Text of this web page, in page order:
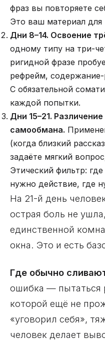
фраз вы повторяете
Это ваш материал для
Дни 8–14. Освоение
одному типу на три-
ригидной фразе
рефрейм,
С обязательной
каждой попытки.
Дни 15–21.
самообмана.
(когда близкий
задаёте мягкий
Этический фильтр:
нужно действие, где
На 21-й день
острая боль не
единственной
окна. Это и есть
Где обычно
ошибка — пытаться
которой ещё не
«уговорил себя»,
человек делает